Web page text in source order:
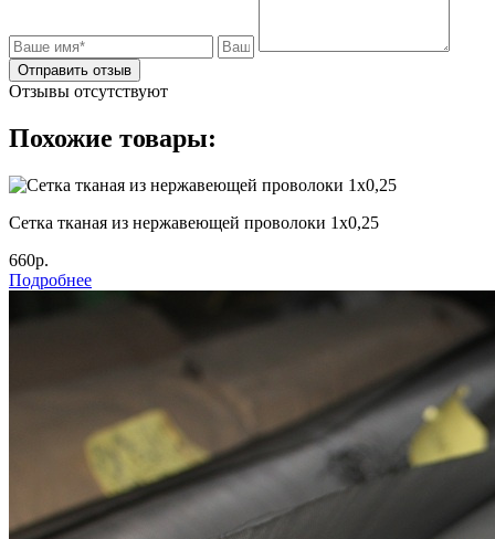
Отправить отзыв
Отзывы отсутствуют
Похожие товары:
Сетка тканая из нержавеющей проволоки 1х0,25
660р.
Подробнее